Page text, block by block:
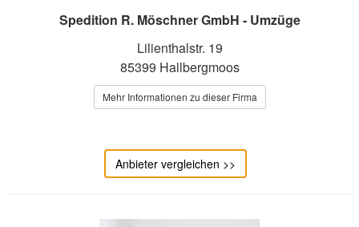
Spedition R. Möschner GmbH - Umzüge
Lilienthalstr. 19
85399 Hallbergmoos
Mehr Informationen zu dieser Firma
Anbieter vergleichen >>